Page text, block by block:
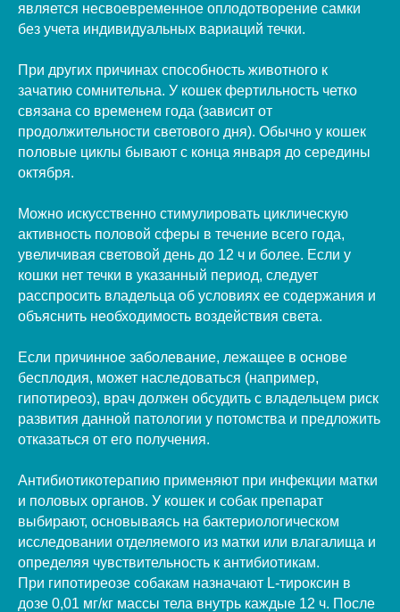
является несвоевременное оплодотворение самки
без учета индивидуальных вариаций течки.
При других причинах способность животного к
зачатию сомнительна. У кошек фертильность четко
связана со временем года (зависит от
продолжительности светового дня). Обычно у кошек
половые циклы бывают с конца января до середины
октября.
Можно искусственно стимулировать циклическую
активность половой сферы в течение всего года,
увеличивая световой день до 12 ч и более. Если у
кошки нет течки в указанный период, следует
расспросить владельца об условиях ее содержания и
объяснить необходимость воздействия света.
Если причинное заболевание, лежащее в основе
бесплодия, может наследоваться (например,
гипотиреоз), врач должен обсудить с владельцем риск
развития данной патологии у потомства и предложить
отказаться от его получения.
Антибиотикотерапию применяют при инфекции матки
и половых органов. У кошек и собак препарат
выбирают, основываясь на бактериологическом
исследовании отделяемого из матки или влагалища и
определяя чувствительность к антибиотикам.
При гипотиреозе собакам назначают L-тироксин в
дозе 0,01 мг/кг массы тела внутрь каждые 12 ч. После